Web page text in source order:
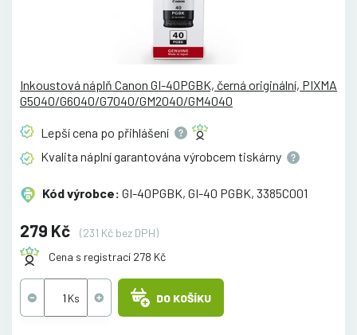
Inkoustová náplň Canon GI-40PGBK, černá originální, PIXMA
G5040/G6040/G7040/GM2040/GM4040
Lepší cena po přihlášení
Kvalita náplní garantována výrobcem tiskárny
Kód výrobce: GI-40PGBK, GI-40 PGBK, 3385C001
279 Kč
(231 Kč bez DPH)
Cena s registrací 278 Kč
DO KOŠÍKU